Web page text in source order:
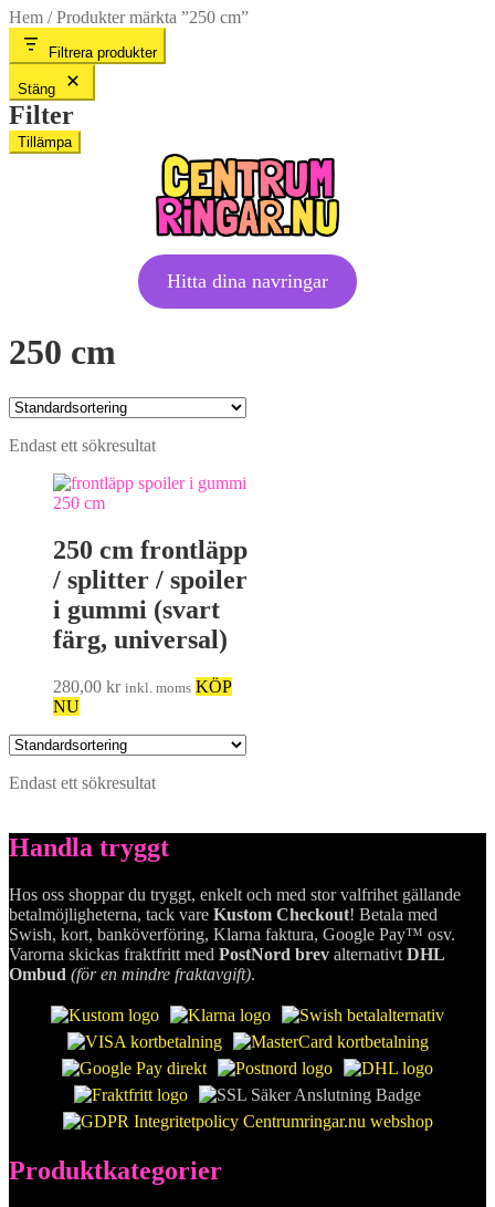
Hem /Produkter märkta ”250 cm”
250 cm
Endast ett sökresultat
250 cm frontläpp
/ splitter / spoiler
i gummi (svart
färg, universal)
280,00 kr inkl. moms KÖP
NU
Endast ett sökresultat
Filtrera produkter
Stäng
Filter
Tillämpa
Hitta dina navringar
Handla tryggt
Hos oss shoppar du tryggt, enkelt och med stor valfrihet gällande
betalmöjligheterna, tack vare Kustom Checkout! Betala med
Swish, kort, banköverföring, Klarna faktura, Google Pay™ osv.
Varorna skickas fraktfritt med PostNord brev alternativt DHL
Ombud (för en mindre fraktavgift).
Produktkategorier